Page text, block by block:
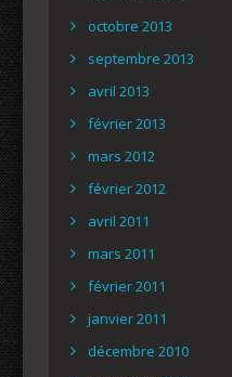
octobre 2013
septembre 2013
avril 2013
février 2013
mars 2012
février 2012
avril 2011
mars 2011
février 2011
janvier 2011
décembre 2010